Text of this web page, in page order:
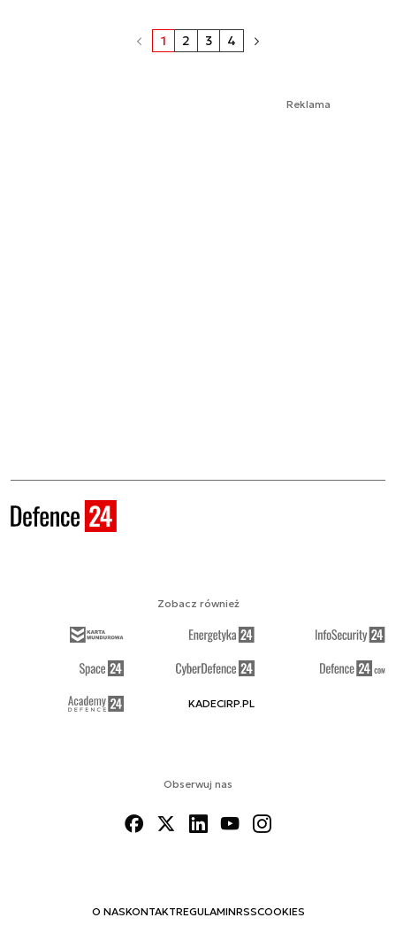
1 2 3 4
Reklama
Obserwuj nas
O NASKONTAKTREGULAMINRSSCOOKIES
Zobacz również
KADECIRP.PL